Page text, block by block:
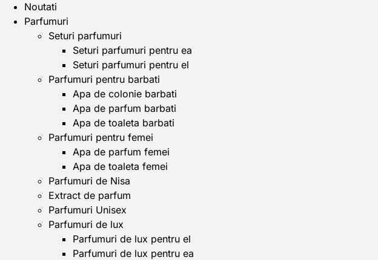
Noutati
Parfumuri
Seturi parfumuri
Seturi parfumuri pentru ea
Seturi parfumuri pentru el
Parfumuri pentru barbati
Apa de colonie barbati
Apa de parfum barbati
Apa de toaleta barbati
Parfumuri pentru femei
Apa de parfum femei
Apa de toaleta femei
Parfumuri de Nisa
Extract de parfum
Parfumuri Unisex
Parfumuri de lux
Parfumuri de lux pentru el
Parfumuri de lux pentru ea